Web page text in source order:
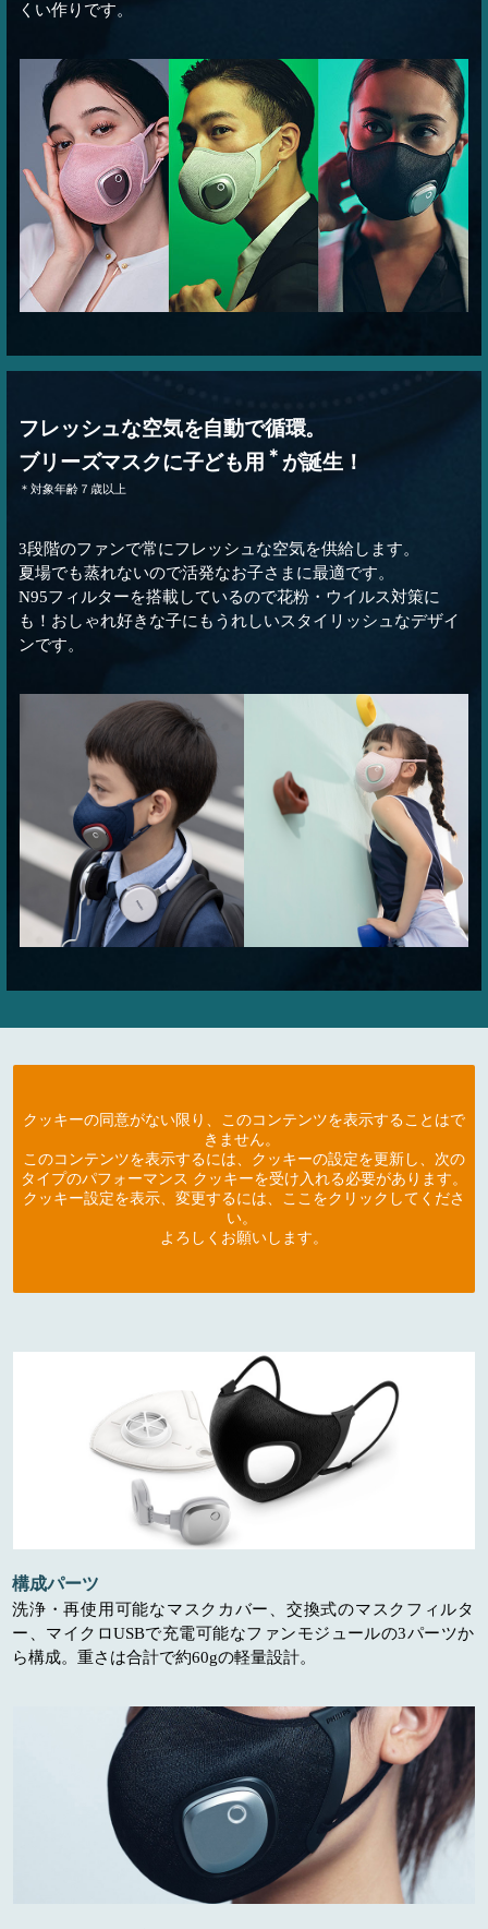
くい作りです。
フレッシュな空気を自動で循環。
ブリーズマスクに子ども用 ＊ が誕生！
＊対象年齢７歳以上
3段階のファンで常にフレッシュな空気を供給します。
夏場でも蒸れないので活発なお子さまに最適です。
N95フィルターを搭載しているので花粉・ウイルス対策に
も！おしゃれ好きな子にもうれしいスタイリッシュなデザイ
ンです。
クッキーの同意がない限り、このコンテンツを表示することはで
きません。
このコンテンツを表示するには、クッキーの設定を更新し、次の
タイプのパフォーマンス クッキーを受け入れる必要があります。
クッキー設定を表示、変更するには、ここをクリックしてくださ
い。
よろしくお願いします。
構成パーツ
洗浄・再使用可能なマスクカバー、交換式のマスクフィルタ
ー、マイクロUSBで充電可能なファンモジュールの3パーツか
ら構成。重さは合計で約60gの軽量設計。